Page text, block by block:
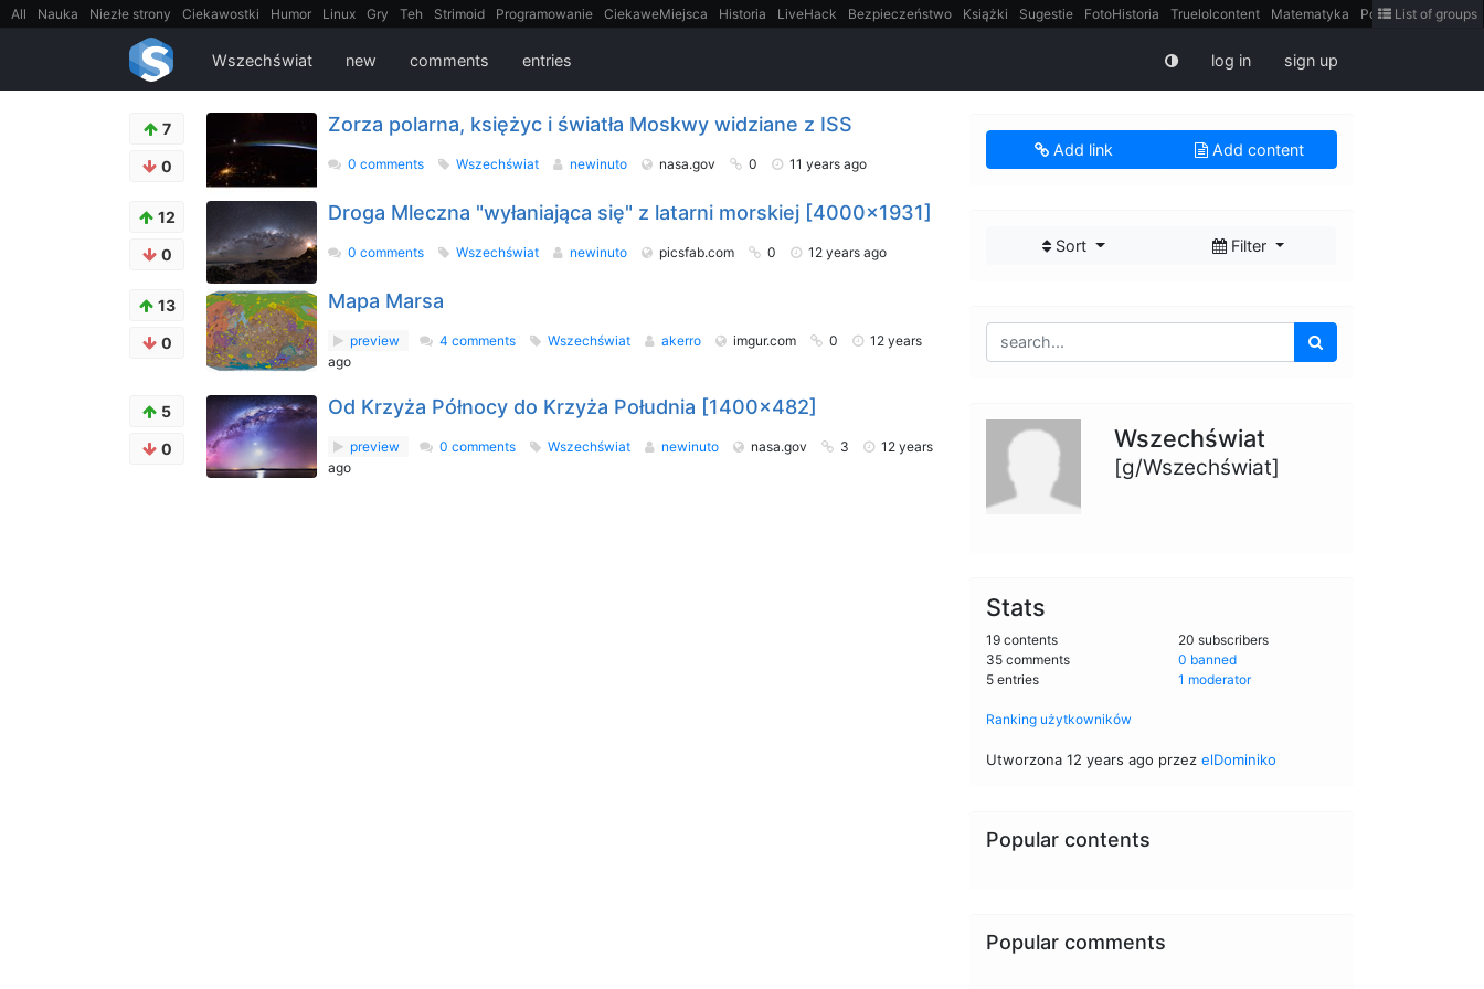
All Nauka Niezłe strony Ciekawostki Humor Linux Gry Teh Strimoid Programowanie CiekaweMiejsca Historia LiveHack Bezpieczeństwo Książki Sugestie FotoHistoria Truelolcontent Matematyka Polska
intern
FilmyDokumentalne
List of groups
Wszechświat new comments entries log in sign up
7
0
Zorza polarna, księżyc i światła Moskwy widziane z ISS
0 comments Wszechświat newinuto nasa.gov 0 11 years ago
12
0
Droga Mleczna "wyłaniająca się" z latarni morskiej [4000x1931]
0 comments Wszechświat newinuto picsfab.com 0 12 years ago
13
0
Mapa Marsa
preview 4 comments Wszechświat akerro imgur.com 0
12 years
ago
5
0
Od Krzyża Północy do Krzyża Południa [1400x482]
preview 0 comments Wszechświat newinuto nasa.gov 3
12 years
ago
Add link Add content
Sort Filter
Wszechświat
[g/Wszechświat]
Stats
19 contents
35 comments
5 entries
20 subscribers
0 banned
1 moderator
Ranking użytkowników
Utworzona 12 years ago przez elDominiko
Popular contents
Popular comments